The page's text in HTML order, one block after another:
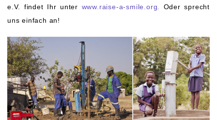
e.V. findet Ihr unter www.raise-a-smile.org.
Oder sprecht
uns einfach an!